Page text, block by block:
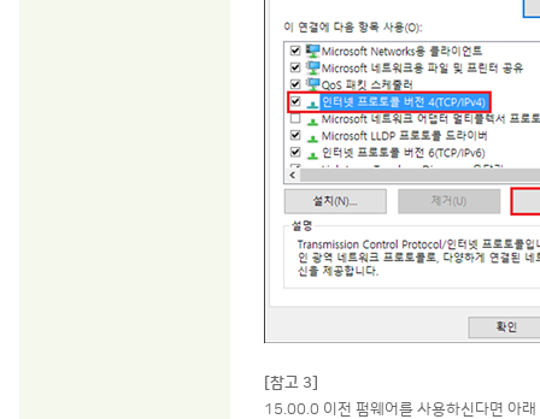
[참고 3]
15.00.0 이전 펌웨어를 사용하신다면 아